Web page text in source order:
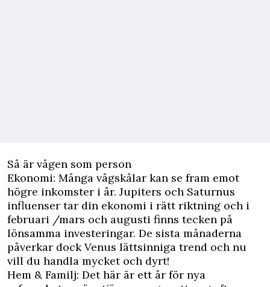
Så är vågen som person
Ekonomi: Många vågskålar kan se fram emot
högre inkomster i år. Jupiters och Saturnus
influenser tar din ekonomi i rätt riktning och i
februari /mars och augusti finns tecken på
lönsamma investeringar. De sista månaderna
påverkar dock Venus lättsinniga trend och nu
vill du handla mycket och dyrt!
Hem & Familj: Det här är ett år för nya